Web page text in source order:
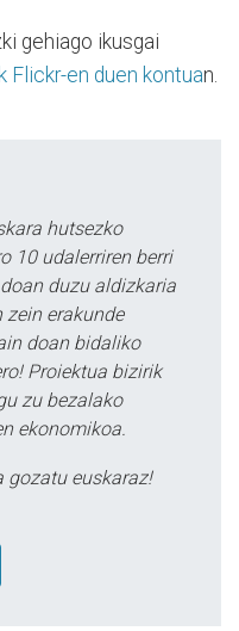
gehiago ikusgai
Flickr-en duen kontuan.
hutsezko
10 udalerriren berri
duzu aldizkaria
erakunde
doan bidaliko
Proiektua bizirik
zu bezalako
ekonomikoa.
gozatu euskaraz!